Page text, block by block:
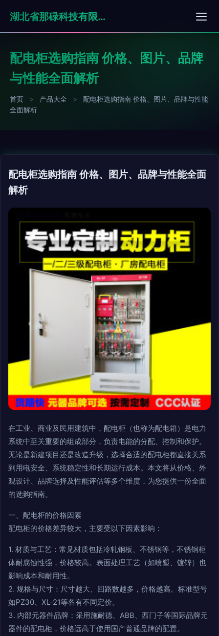
湖北省那碌科技有限责任公司
配电柜选购指南 价格、图片、品牌
与性能全面解析
首页 > 产品大全 >
配电柜选购指南 价格、图片、品牌与性能
全面解析
配电柜选购指南 价格、图片、品牌与性能全面
解析
在工业、商业及民用建筑中，配电柜（也称为配电箱）是电力
系统中至关重要的组成部分，负责电能的分配、控制和保护。
无论是新建项目还是改造升级，选择合适的配电柜都直接关系
到用电安全、系统稳定性和长期运行成本。本文将从价格、外
观设计、品牌选择及性能评估等多个维度，为您提供一份全面
的选购指南。
一、配电柜的价格因素
配电柜的价格差异较大，主要受以下因素影响：
1. 材质与工艺：常见材质包括冷轧钢板、不锈钢等，不锈钢柜
体耐腐蚀性强，价格较高。表面处理工艺（如喷塑、镀锌）也
影响成本和耐用性。
2. 规格与尺寸：尺寸越大、回路数越多，价格越高。标准型号
如PZ30、XL-21等各有不同定价。
3. 内部元器件品牌：采用施耐德、ABB、西门子等国际品牌元
器件的配电柜，价格远高于使用国产普通品牌的配置。